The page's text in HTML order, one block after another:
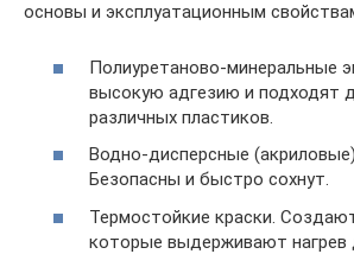
основы и эксплуатационным
Полиуретаново-минеральные
высокую адгезию и подходят
различных пластиков.
Водно-дисперсные
Безопасны и быстро сохнут.
Термостойкие краски.
которые выдерживают нагрев